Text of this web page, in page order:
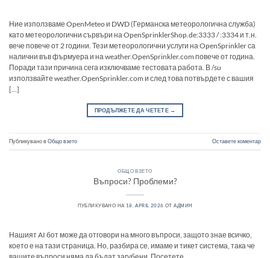
Ние използваме OpenMeteo и DWD (Германска метеорологична служба)
като метеорологични сървъри на OpenSprinklerShop.de:3333 / :3334 и т.н.
вече повече от 2 години. Тези метеорологични услуги на OpenSprinkler са
налични във фърмуера и на weather.OpenSprinkler.com повече от година.
Поради тази причина сега изключваме тестовата работа. В /su
използвайте weather.OpenSprinkler.com и след това потвърдете с вашия
[…]
ПРОДЪЛЖЕТЕ ДА ЧЕТЕТЕ →
Публикувано вОбщо взето Оставете коментар
ОБЩО ВЗЕТО
Въпроси? Проблеми?
ПУБЛИКУВАНО НА 18. APRIL 2026 ОТАДМИН
Нашият AI бот може да отговори на много въпроси, защото знае всичко,
което е на тази страница. Но, разбира се, имаме и тикет система, така че